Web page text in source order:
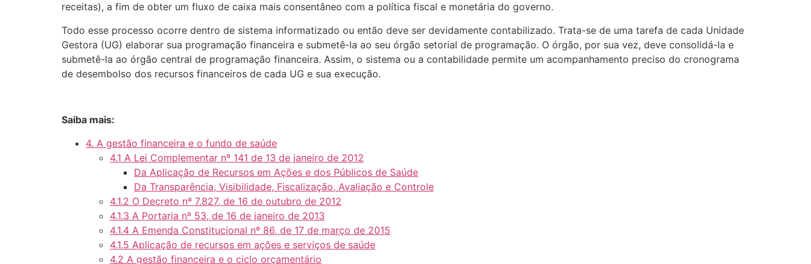
receitas), a fim de obter um fluxo de caixa mais consentâneo com a política fiscal e monetária do governo.
Todo esse processo ocorre dentro de sistema informatizado ou então deve ser devidamente contabilizado. Trata-se de uma tarefa de cada Unidade
Gestora (UG) elaborar sua programação financeira e submetê-la ao seu órgão setorial de programação. O órgão, por sua vez, deve consolidá-la e
submetê-la ao órgão central de programação financeira. Assim, o sistema ou a contabilidade permite um acompanhamento preciso do cronograma
de desembolso dos recursos financeiros de cada UG e sua execução.
Saiba mais:
4. A gestão financeira e o fundo de saúde
4.1 A Lei Complementar nº 141 de 13 de janeiro de 2012
Da Aplicação de Recursos em Ações e dos Públicos de Saúde
Da Transparência, Visibilidade, Fiscalização, Avaliação e Controle
4.1.2 O Decreto nº 7.827, de 16 de outubro de 2012
4.1.3 A Portaria nº 53, de 16 de janeiro de 2013
4.1.4 A Emenda Constitucional nº 86, de 17 de março de 2015
4.1.5 Aplicação de recursos em ações e serviços de saúde
4.2 A gestão financeira e o ciclo orçamentário